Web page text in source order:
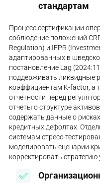
стандартам
Процесс сертификации
соблюдение положений
Regulation) и IFPR
адаптированных в
постановление Lag
поддерживать ликвидные
коэффициентам K-factor, а
отчетности перед
отчеты о структуре
содержать данные о
кредитных дефолтах.
системам стресс-
моделировать сценарии
корректировать